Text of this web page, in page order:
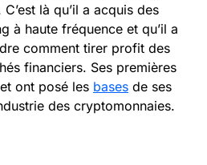
là qu’il a acquis des
à haute fréquence et qu’il a
comment tirer profit des
financiers. Ses premières
ont posé les bases de ses
des cryptomonnaies.